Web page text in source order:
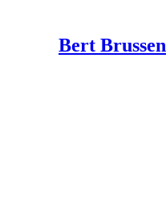
Bert Brussen